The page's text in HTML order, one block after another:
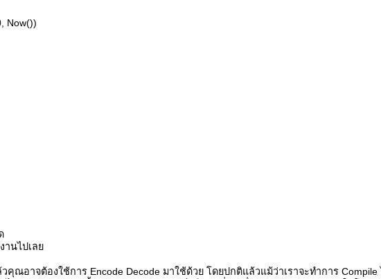
Now())
านไปเลย
อาจต้องใช้การ Encode Decode มาใช้ด้วย โดยปกติแล้วแม้ว่าเราจะทำการ Compile